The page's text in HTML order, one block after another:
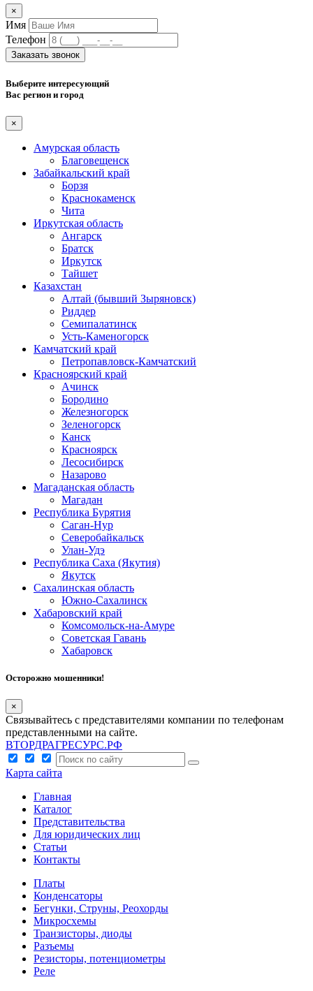
×
Имя
Телефон
Заказать звонок
Выберите интересующий
Вас регион и город
×
Амурская область
Благовещенск
Забайкальский край
Борзя
Краснокаменск
Чита
Иркутская область
Ангарск
Братск
Иркутск
Тайшет
Казахстан
Алтай (бывший Зыряновск)
Риддер
Семипалатинск
Усть-Каменогорск
Камчатский край
Петропавловск-Камчатский
Красноярский край
Ачинск
Бородино
Железногорск
Зеленогорск
Канск
Красноярск
Лесосибирск
Назарово
Магаданская область
Магадан
Республика Бурятия
Саган-Нур
Северобайкальск
Улан-Удэ
Республика Саха (Якутия)
Якутск
Сахалинская область
Южно-Сахалинск
Хабаровский край
Комсомольск-на-Амуре
Советская Гавань
Хабаровск
Осторожно мошенники!
×
Связывайтесь с представителями компании по телефонам
представленными на сайте.
ВТОРДРАГРЕСУРС.РФ
Карта сайта
Главная
Каталог
Представительства
Для юридических лиц
Статьи
Контакты
Платы
Конденсаторы
Бегунки, Струны, Реохорды
Микросхемы
Транзисторы, диоды
Разъемы
Резисторы, потенциометры
Реле